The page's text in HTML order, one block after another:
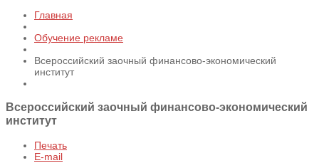
Главная
Обучение рекламе
Всероссийский заочный финансово-экономический
институт
Всероссийский заочный финансово-экономический
институт
Печать
E-mail